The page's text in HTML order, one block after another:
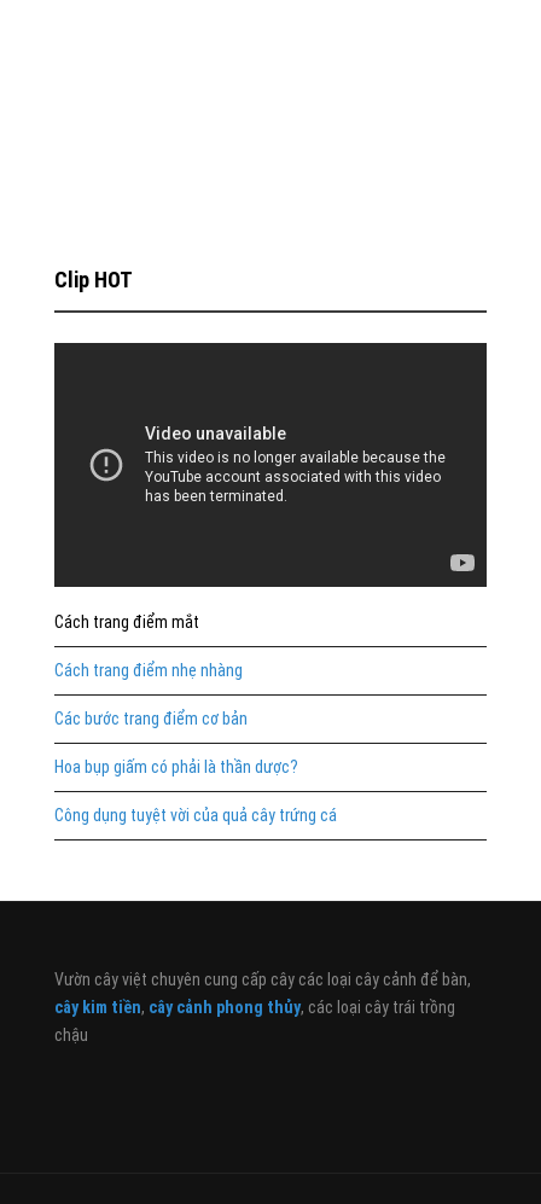
Clip HOT
Cách trang điểm mắt
Cách trang điểm nhẹ nhàng
Các bước trang điểm cơ bản
Hoa bụp giấm có phải là thần dược?
Công dụng tuyệt vời của quả cây trứng cá
Vườn cây việt chuyên cung cấp cây các loại cây cảnh để bàn,
cây kim tiền, cây cảnh phong thủy, các loại cây trái trồng
chậu